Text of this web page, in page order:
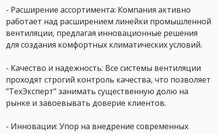
- Расширение ассортимента: Компания активно
работает над расширением линейки промышленной
вентиляции, предлагая инновационные решения
для создания комфортных климатических условий.
- Качество и надежность: Все системы вентиляции
проходят строгий контроль качества, что позволяет
"ТехЭксперт" занимать существенную долю на
рынке и завоевывать доверие клиентов.
- Инновации: Упор на внедрение современных